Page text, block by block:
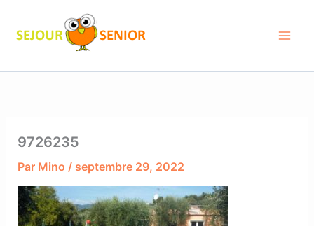
contenu
9726235
Par Mino / septembre 29, 2022